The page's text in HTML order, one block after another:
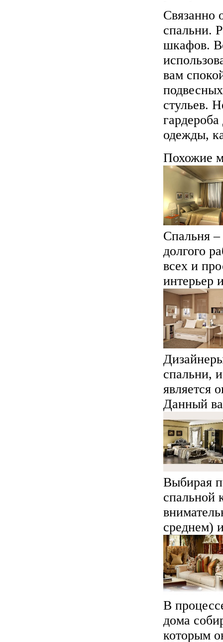
Связанно
спальни.
шкафов.
вам
стульев.
одежды,
Похожие
Спальня –
долгого
всех и
интерьер
спальни,
является
Данный
Выбирая
спальной
среднем)
В
дома
которым